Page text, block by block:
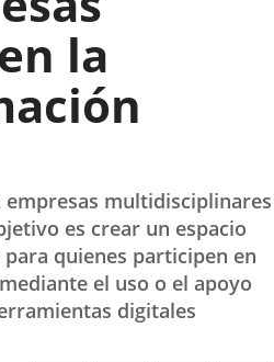
la
empresas multidisciplinares
es crear un espacio
quienes participen en
el uso o el apoyo
digitales